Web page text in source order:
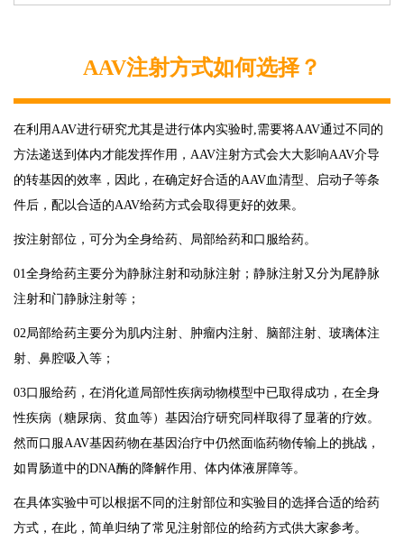
AAV注射方式如何选择？
在利用AAV进行研究尤其是进行体内实验时,需要将AAV通过不同的
方法递送到体内才能发挥作用，AAV注射方式会大大影响AAV介导
的转基因的效率，因此，在确定好合适的AAV血清型、启动子等条
件后，配以合适的AAV给药方式会取得更好的效果。
按注射部位，可分为全身给药、局部给药和口服给药。
01全身给药主要分为静脉注射和动脉注射；静脉注射又分为尾静脉
注射和门静脉注射等；
02局部给药主要分为肌内注射、肿瘤内注射、脑部注射、玻璃体注
射、鼻腔吸入等；
03口服给药，在消化道局部性疾病动物模型中已取得成功，在全身
性疾病（糖尿病、贫血等）基因治疗研究同样取得了显著的疗效。
然而口服AAV基因药物在基因治疗中仍然面临药物传输上的挑战，
如胃肠道中的DNA酶的降解作用、体内体液屏障等。
在具体实验中可以根据不同的注射部位和实验目的选择合适的给药
方式，在此，简单归纳了常见注射部位的给药方式供大家参考。